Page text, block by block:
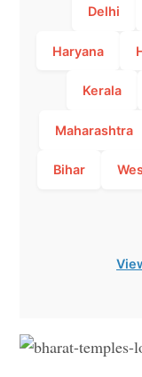
Delhi
Haryana
Kerala
Maharashtra
Bihar